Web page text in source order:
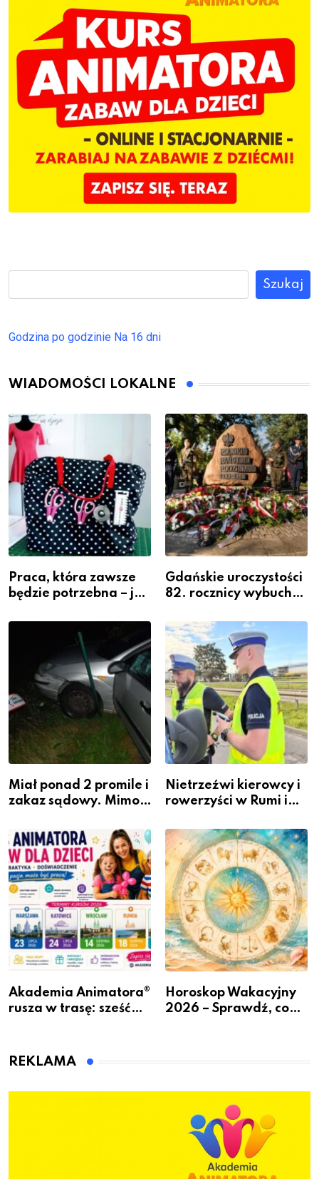
Szukaj
Godzina po godzinie Na 16 dni
WIADOMOŚCI LOKALNE
Praca, która zawsze
będzie potrzebna – jak
zawodem przyszłości i
gdzie się go nauczyć?
Gdańskie uroczystości
82. rocznicy wybuchu
Warszawskiego
Miał ponad 2 promile i
zakaz sądowy. Mimo
kierownicę w
Bolszewie i uderzył w
ogrodzenie
Nietrzeźwi kierowcy i
rowerzyści w Rumi i
Akademia Animatora®
rusza w trasę: sześć
przed jesienią
Horoskop Wakacyjny
2026 – Sprawdź, co
REKLAMA